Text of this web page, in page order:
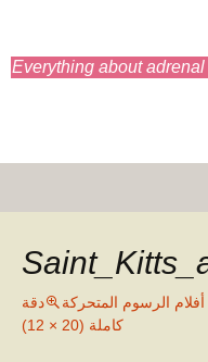
Everything about
أفلام الرسوم المتحركة
دقة
كاملة (20 × 12)